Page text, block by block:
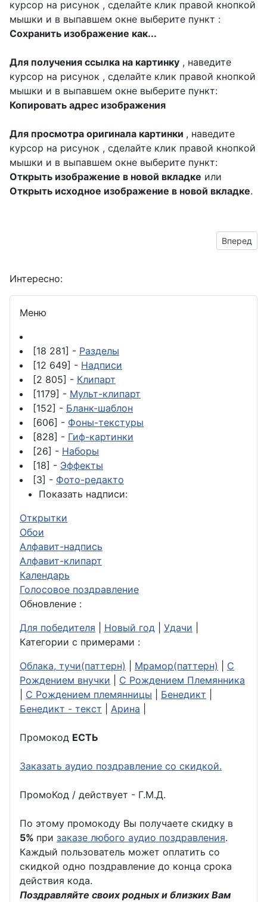
курсор на рисунок , сделайте клик правой кнопкой
мышки и в выпавшем окне выберите пункт :
Сохранить изображение как...
Для получения ссылка на картинку , наведите
курсор на рисунок , сделайте клик правой кнопкой
мышки и в выпавшем окне выберите пункт:
Копировать адрес изображения
Для просмотра оригинала картинки , наведите
курсор на рисунок , сделайте клик правой кнопкой
мышки и в выпавшем окне выберите пункт:
Открыть изображение в новой вкладке или
Открыть исходное изображение в новой вкладке.
Вперед
Интересно:
Меню
[18 281] - Разделы
[12 649] - Надписи
[2 805] - Клипарт
[1179] - Мульт-клипарт
[152] - Бланк-шаблон
[606] - Фоны-текстуры
[828] - Гиф-картинки
[26] - Наборы
[18] - Эффекты
[3] - Фото-редакто
Показать надписи:
Открытки
Обои
Алфавит-надпись
Алфавит-клипарт
Календарь
Голосовое поздравление
Обновление :
Для победителя
Новый год Удачи
Категории с примерами :
Облака, тучи(паттерн)
Мрамор(паттерн)
С
Рождением внучки
С Рождением Племянника
С Рождением племянницы Бенедикт
Бенедикт - текст
Арина
Промокод ЕСТЬ
Заказать аудио поздравление со скидкой.
ПромоКод / действует - Г.М.Д.
По этому промокоду Вы получаете скидку в
5% при заказе любого аудио поздравления.
Каждый пользователь может оплатить со
скидкой одно поздравление до конца срока
действия кода.
Поздравляйте своих родных и близких Вам